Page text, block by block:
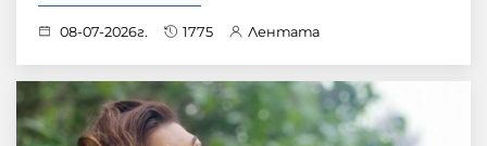
08-07-2026г. 1775 Лентата